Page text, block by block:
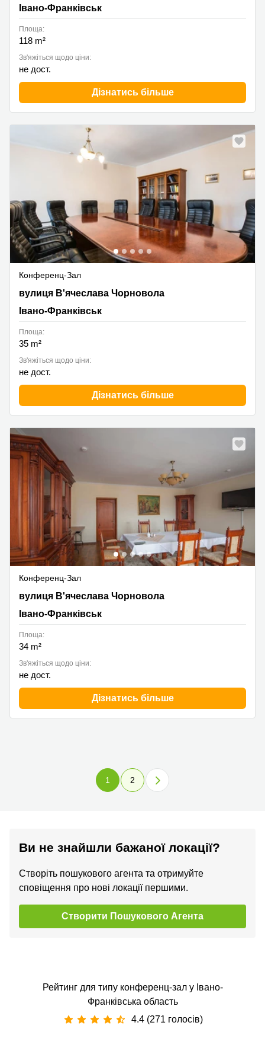
Івано-Франківськ
Площа:
118 m²
Зв'яжіться щодо ціни:
не дост.
Дізнатись більше
Конференц-Зал
Viacheslava Chornovola Street 7, Івано-Франківськ
вулиця В'ячеслава Чорновола
Івано-Франківськ
Площа:
35 m²
Зв'яжіться щодо ціни:
не дост.
Дізнатись більше
Конференц-Зал
Viacheslava Chornovola Street 7, Івано-Франківськ
вулиця В'ячеслава Чорновола
Івано-Франківськ
Площа:
34 m²
Зв'яжіться щодо ціни:
не дост.
Дізнатись більше
1 2
Ви не знайшли бажаної локації?
Створіть пошукового агента та отримуйте
сповіщення про нові локації першими.
Створити Пошукового Агента
Рейтинг для типу конференц-зал у Івано-
Франківська область
4.4 (271 голосів)